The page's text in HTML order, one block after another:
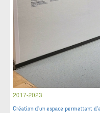
2017-2023
Création d'un espace permettant